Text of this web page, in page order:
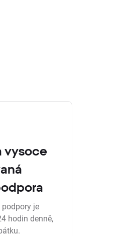
vysoce
je
hodin denně,